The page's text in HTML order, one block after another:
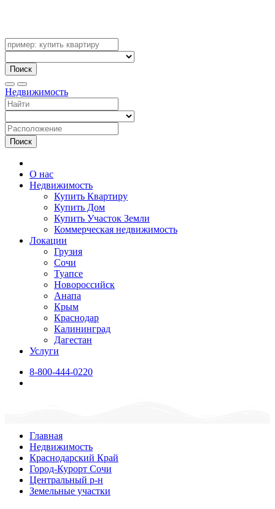
Поиск
Недвижимость
Поиск
О нас
Недвижимость
Купить Квартиру
Купить Дом
Купить Участок Земли
Коммерческая недвижимость
Локации
Грузия
Сочи
Туапсе
Новороссийск
Анапа
Крым
Краснодар
Калининград
Дагестан
Услуги
8-800-444-0220
Главная
Недвижимость
Краснодарский Край
Город-Курорт Сочи
Центральный р-н
Земельные участки